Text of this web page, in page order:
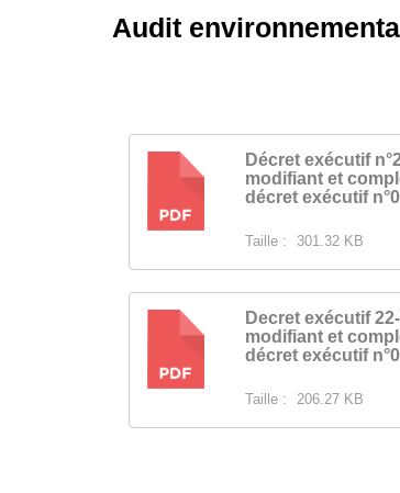
Audit
Décret exécutif
modifiant et
décret exécutif
Taille : 301.32 KB
Decret exécutif
modifiant et
décret exécutif
Taille : 206.27 KB